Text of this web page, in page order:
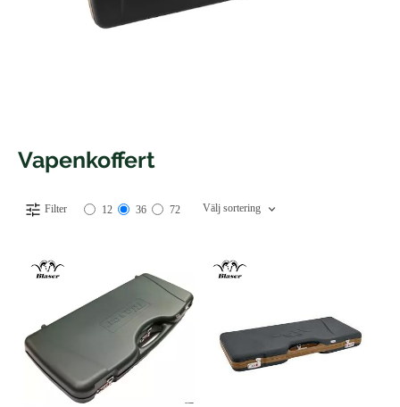
Vapenkoffert
Filter 12 36 72 Välj sortering